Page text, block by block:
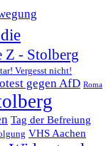
Z - Stolberg
Vergesst nicht!
gegen AfD Roma
Tag der Befreiung
VHS Aachen